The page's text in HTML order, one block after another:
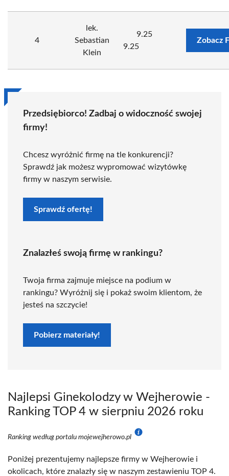
4
lek.
Sebastian
Klein
9.25
9.25
Zobacz
Przedsiębiorco! Zadbaj o widoczność swojej
firmy!
Chcesz wyróżnić firmę na tle konkurencji?
Sprawdź jak możesz wypromować wizytówkę
firmy w naszym serwisie.
Sprawdź ofertę!
Znalazłeś swoją firmę w rankingu?
Twoja firma zajmuje miejsce na podium w
rankingu? Wyróżnij się i pokaż swoim klientom, że
jesteś na szczycie!
Pobierz materiały!
Najlepsi Ginekolodzy w Wejherowie -
Ranking TOP 4 w sierpniu 2026 roku
Ranking według portalu mojewejherowo.pl
Poniżej prezentujemy najlepsze firmy w Wejherowie i
okolicach, które znalazły się w naszym zestawieniu TOP 4.